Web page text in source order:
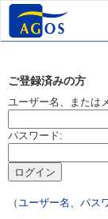
ご登録済みの方
ユーザー名、または
パスワード:
（ユーザー名、パス